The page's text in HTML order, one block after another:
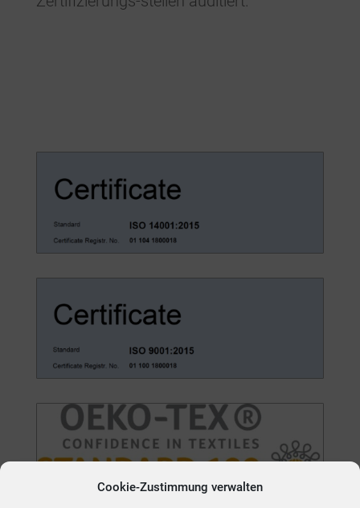
Cookie-Zustimmung verwalten